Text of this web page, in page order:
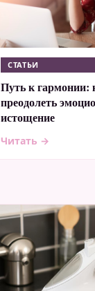
СТАТЬИ
Путь к гармонии:
преодолеть
истощение
Читать →